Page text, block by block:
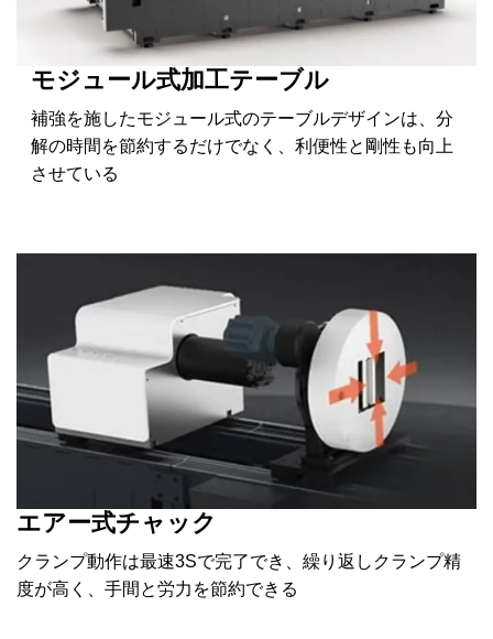
モジュール式加工テーブル
補強を施したモジュール式のテーブルデザインは、分
解の時間を節約するだけでなく、利便性と剛性も向上
させている
エアー式チャック
クランプ動作は最速3Sで完了でき、繰り返しクランプ精
度が高く、手間と労力を節約できる